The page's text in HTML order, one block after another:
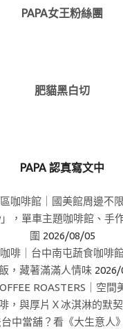
PAPA女王粉絲團
肥貓黑白切
PAPA 認真寫文中
咖啡館｜國美館周邊不
，單車主題咖啡館、手
圍 2026/08/05
啡｜台中南屯蔬食咖啡
，藏著滿滿人情味 2026/
ROASTERS｜空
，與厚片Ｘ冰淇淋的默契
中當舖？看《大生意人